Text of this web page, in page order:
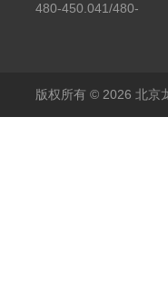
450.008C耶拿镉Cd空
480-450.041/480-
包邮
版权所有 © 2026 北京